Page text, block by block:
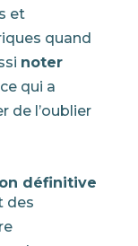
et
quand
noter
ce qui a
de l’oublier
définitive
des